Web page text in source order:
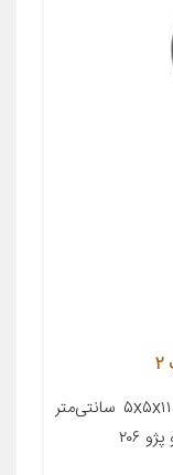
معرفی محصول جزئیات محصول ابعاد ۵x۵x۱۱ سانتی‌متر